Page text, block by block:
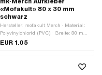
«Mofakult» 80 x 30 mm
schwarz
Hersteller: mofakult Merch · Material:
Polyvinylchlorid (PVC) · Breite: 80 mm
· Höhe: 30 mm · Beschaffenheit
EUR 1.05